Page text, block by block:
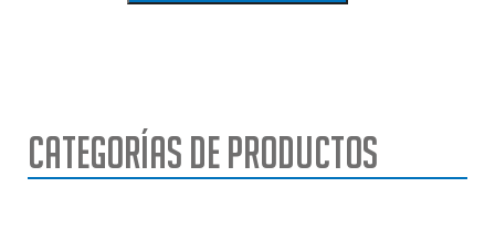
Categorías de Productos